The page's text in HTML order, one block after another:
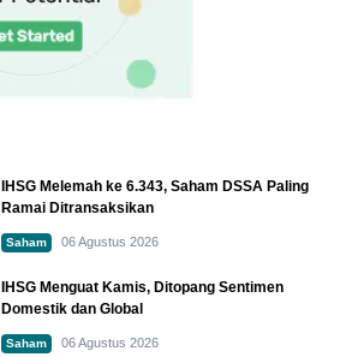
IHSG Melemah ke 6.343, Saham DSSA Paling
Ramai Ditransaksikan
Saham 06 Agustus 2026
IHSG Menguat Kamis, Ditopang Sentimen
Domestik dan Global
Saham 06 Agustus 2026